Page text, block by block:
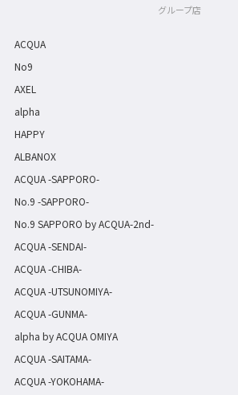
グループ店
ACQUA
No9
AXEL
alpha
HAPPY
ALBANOX
ACQUA -SAPPORO-
No.9 -SAPPORO-
No.9 SAPPORO by ACQUA-2nd-
ACQUA -SENDAI-
ACQUA -CHIBA-
ACQUA -UTSUNOMIYA-
ACQUA -GUNMA-
alpha by ACQUA OMIYA
ACQUA -SAITAMA-
ACQUA -YOKOHAMA-